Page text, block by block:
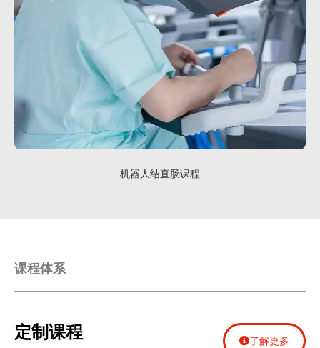
机器人结直肠课程
课程体系
定制课程 了解更多